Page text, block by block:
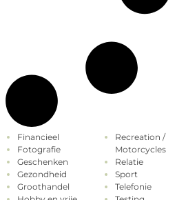
Financieel
Fotografie
Geschenken
Gezondheid
Groothandel
Recreation /
Motorcycles
Relatie
Sport
Telefonie